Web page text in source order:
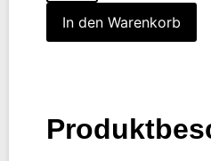
In den Warenkorb